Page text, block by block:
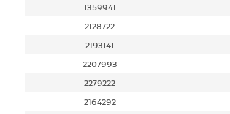
1359941
2128722
2193141
2207993
2279222
2164292